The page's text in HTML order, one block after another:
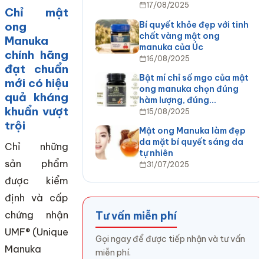
Chỉ mật
ong
Manuka
chính hãng
đạt chuẩn
mới có hiệu
quả kháng
khuẩn vượt
trội
Chỉ những
sản phẩm
được kiểm
định và cấp
chứng nhận
UMF® (Unique
Manuka
17/08/2025
Bí quyết khỏe đẹp với tinh
chất vàng mật ong
manuka của Úc
16/08/2025
Bật mí chỉ số mgo của mật
ong manuka chọn đúng
hàm lượng, đúng…
15/08/2025
Mật ong Manuka làm đẹp
da mặt bí quyết sáng da
tự nhiên
31/07/2025
Tư vấn miễn phí
Gọi ngay để được tiếp nhận và tư vấn
miễn phí.